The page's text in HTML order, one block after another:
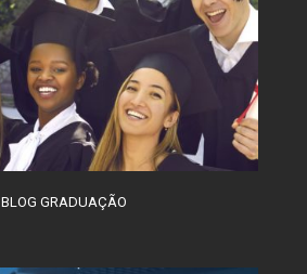
BLOG GRADUAÇÃO